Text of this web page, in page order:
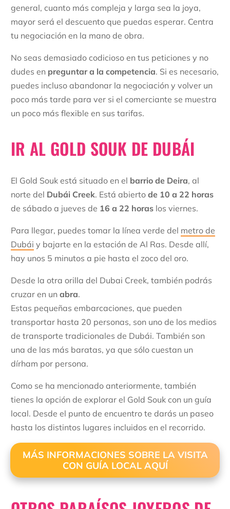
general, cuanto más compleja y larga sea la joya,
mayor será el descuento que puedas esperar. Centra
tu negociación en la mano de obra.
No seas demasiado codicioso en tus peticiones y no
dudes en preguntar a la competencia. Si es necesario,
puedes incluso abandonar la negociación y volver un
poco más tarde para ver si el comerciante se muestra
un poco más flexible en sus tarifas.
IR AL GOLD SOUK DE DUBÁI
El Gold Souk está situado en el barrio de Deira, al
norte del Dubái Creek. Está abierto de 10 a 22 horas
de sábado a jueves de 16 a 22 horas los viernes.
Para llegar, puedes tomar la línea verde del metro de
Dubái y bajarte en la estación de Al Ras. Desde allí,
hay unos 5 minutos a pie hasta el zoco del oro.
Desde la otra orilla del Dubai Creek, también podrás
cruzar en un abra.
Estas pequeñas embarcaciones, que pueden
transportar hasta 20 personas, son uno de los medios
de transporte tradicionales de Dubái. También son
una de las más baratas, ya que sólo cuestan un
dírham por persona.
Como se ha mencionado anteriormente, también
tienes la opción de explorar el Gold Souk con un guía
local. Desde el punto de encuentro te darás un paseo
hasta los distintos lugares incluidos en el recorrido.
MÁS INFORMACIONES SOBRE LA VISITA
CON GUÍA LOCAL AQUÍ